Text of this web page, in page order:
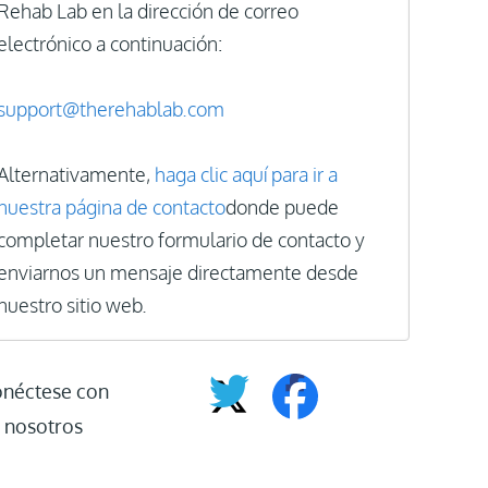
Lab en la dirección de correo
a continuación:
haga clic aquí para ir a
página de contactodonde puede
nuestro formulario de contacto y
un mensaje directamente desde
sitio web.
con
nosotros